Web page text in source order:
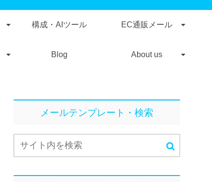
構成・AIツール EC通販メール
Blog About us
メールテンプレート・検索